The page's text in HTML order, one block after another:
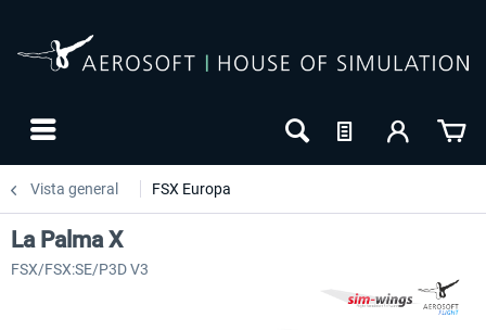
Vista general FSX Europa
La Palma X
FSX/FSX:SE/P3D V3